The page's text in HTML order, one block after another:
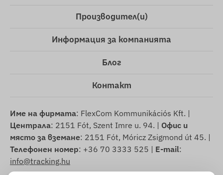
Производител(и)
Информация за компанията
Блог
Контакт
Име на фирмата: FlexCom Kommunikációs Kft. |
Централа: 2151 Fót, Szent Imre u. 94. | Офис и
място за вземане: 2151 Fót, Móricz Zsigmond út 45. |
Телефонен номер: +36 70 3333 525 | E-mail:
info@tracking.hu